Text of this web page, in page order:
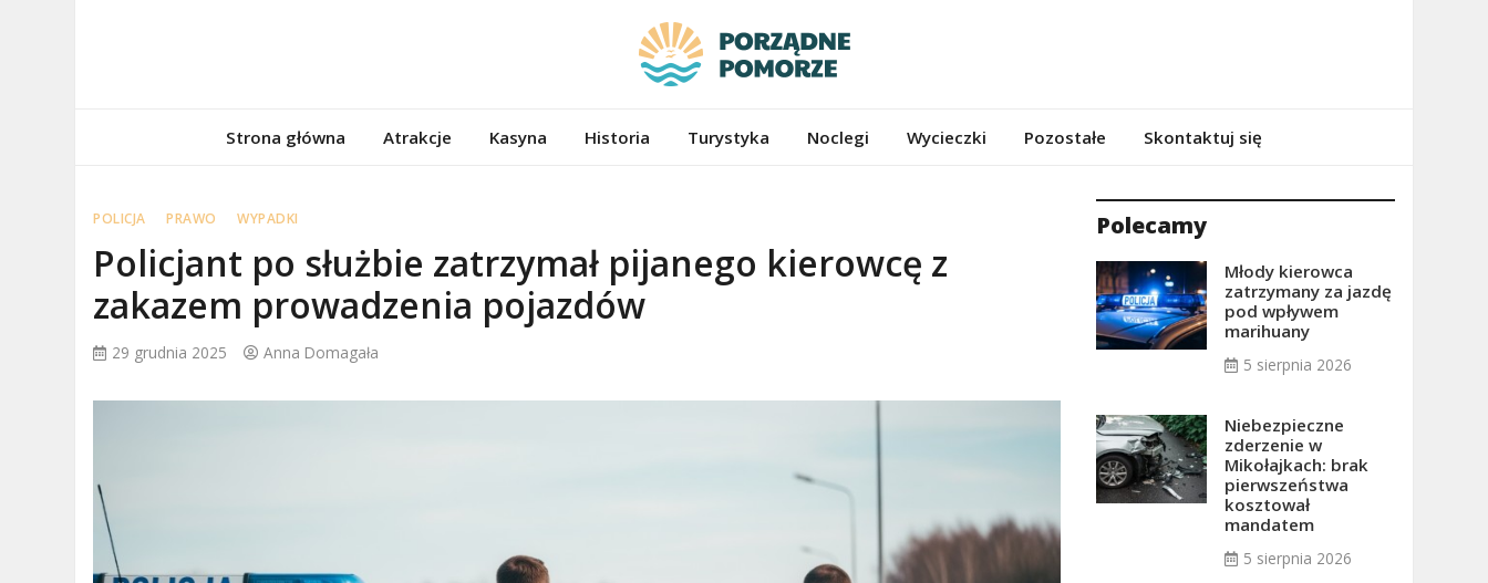
porzadnepomorze.pl
Strona główna Atrakcje Kasyna Historia Turystyka Noclegi Wycieczki Pozostałe Skontaktuj się
POLICJA PRAWO WYPADKI
Policjant po służbie zatrzymał pijanego kierowcę z
zakazem prowadzenia pojazdów
29 grudnia 2025 Anna Domagała
Polecamy
Młody kierowca
zatrzymany za jazdę
pod wpływem
marihuany
5 sierpnia 2026
Niebezpieczne
zderzenie w
Mikołajkach: brak
pierwszeństwa
kosztował
mandatem
5 sierpnia 2026